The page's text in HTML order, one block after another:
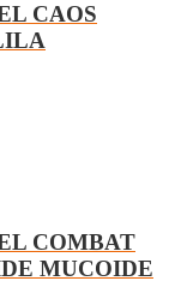
CAOS
COMBAT
MUCOIDE